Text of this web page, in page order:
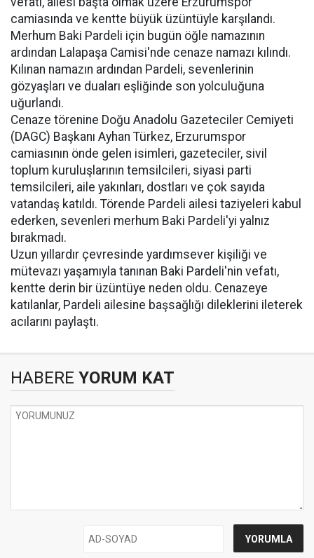
camiasında ve kentte büyük üzüntüyle karşılandı.
Merhum Baki Pardeli için bugün öğle namazının
ardından Lalapaşa Camisi'nde cenaze namazı kılındı.
Kılınan namazın ardından Pardeli, sevenlerinin
gözyaşları ve duaları eşliğinde son yolculuğuna
uğurlandı.
Cenaze törenine Doğu Anadolu Gazeteciler Cemiyeti
(DAGC) Başkanı Ayhan Türkez, Erzurumspor
camiasının önde gelen isimleri, gazeteciler, sivil
toplum kuruluşlarının temsilcileri, siyasi parti
temsilcileri, aile yakınları, dostları ve çok sayıda
vatandaş katıldı. Törende Pardeli ailesi taziyeleri kabul
ederken, sevenleri merhum Baki Pardeli'yi yalnız
bırakmadı.
Uzun yıllardır çevresinde yardımsever kişiliği ve
mütevazı yaşamıyla tanınan Baki Pardeli'nin vefatı,
kentte derin bir üzüntüye neden oldu. Cenazeye
katılanlar, Pardeli ailesine başsağlığı dileklerini ileterek
acılarını paylaştı.
HABERE YORUM KAT